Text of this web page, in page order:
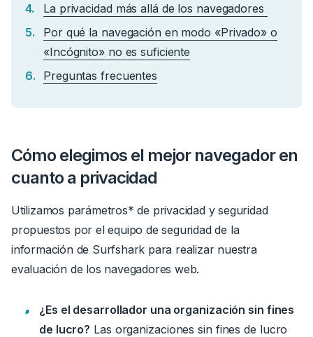
La privacidad más allá de los navegadores
Por qué la navegación en modo «Privado» o
«Incógnito» no es suficiente
Preguntas frecuentes
Cómo elegimos el mejor navegador en
cuanto a privacidad
Utilizamos parámetros* de privacidad y seguridad
propuestos por el equipo de seguridad de la
información de Surfshark para realizar nuestra
evaluación de los navegadores web.
¿Es el desarrollador una organización sin fines
de lucro? Las organizaciones sin fines de lucro